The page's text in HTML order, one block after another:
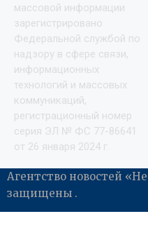
массовой информации
зарегистрировано
Федеральной службой по
надзору в сфере связи,
информационных
технологий и массовых
коммуникаций,
регистрационный номер
серия ЭЛ № ФС 77-86641
от 26 января 2024 г.
Агентство новостей
защищены .